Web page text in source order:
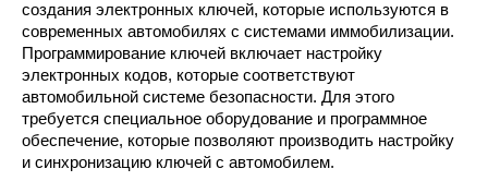
создания электронных ключей, которые используются в
современных автомобилях с системами иммобилизации.
Программирование ключей включает настройку
электронных кодов, которые соответствуют
автомобильной системе безопасности. Для этого
требуется специальное оборудование и программное
обеспечение, которые позволяют производить настройку
и синхронизацию ключей с автомобилем.